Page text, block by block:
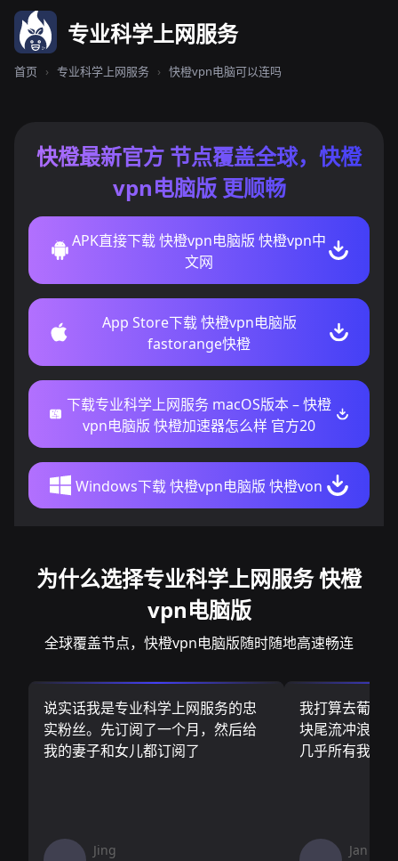
专业科学上网服务
首页 › 专业科学上网服务 › 快橙vpn电脑可以连吗
快橙最新官方 节点覆盖全球，快橙
vpn电脑版 更顺畅
APK直接下载 快橙vpn电脑版 快橙vpn中
文网
App Store下载 快橙vpn电脑版
fastorange快橙
下载专业科学上网服务 macOS版本 – 快橙
vpn电脑版 快橙加速器怎么样 官方20
Windows下载 快橙vpn电脑版 快橙von
为什么选择专业科学上网服务 快橙
vpn电脑版
全球覆盖节点，快橙vpn电脑版随时随地高速畅连
说实话我是专业科学上网服务的忠
实粉丝。先订阅了一个月，然后给
我的妻子和女儿都订阅了
Jing
我打算去葡萄
块尾流冲浪板
几乎所有我需
Jan V